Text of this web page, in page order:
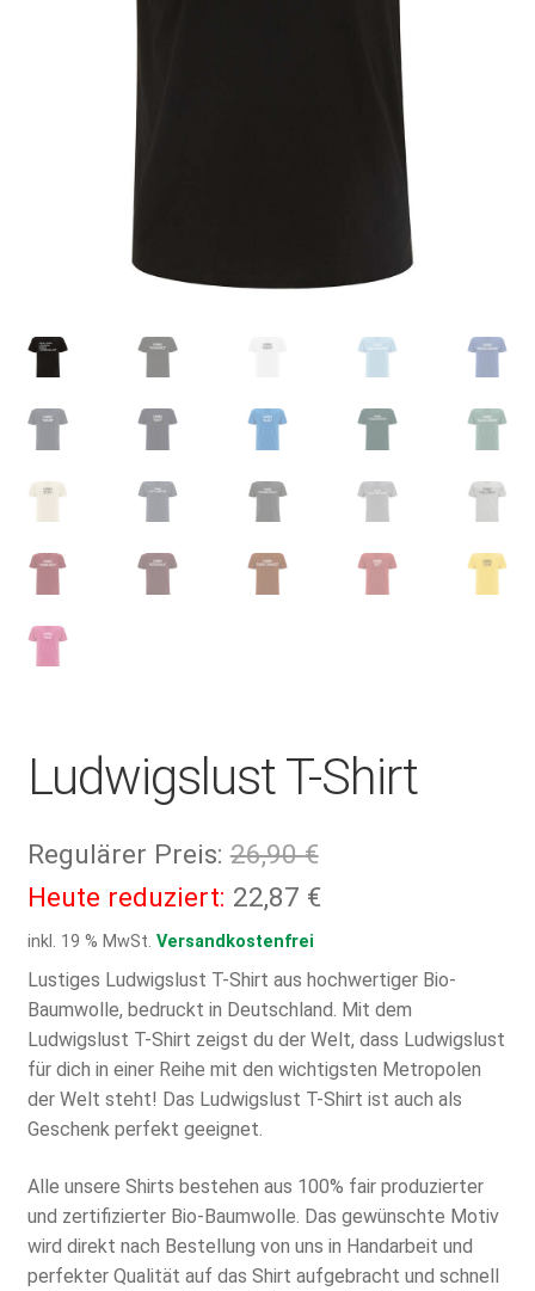
Ludwigslust T-Shirt
Regulärer Preis: 26,90€Ursprünglicher
Preis
26,90 €
Heute reduziert: 22,87 €Aktueller
ist:
22,87 €.
inkl. 19 % MwSt. Versandkostenfrei
Lustiges Ludwigslust T-Shirt aus hochwertiger Bio-
Baumwolle, bedruckt in Deutschland. Mit dem
Ludwigslust T-Shirt zeigst du der Welt, dass Ludwigslust
für dich in einer Reihe mit den wichtigsten Metropolen
der Welt steht! Das Ludwigslust T-Shirt ist auch als
Geschenk perfekt geeignet.
Alle unsere Shirts bestehen aus 100% fair produzierter
und zertifizierter Bio-Baumwolle. Das gewünschte Motiv
wird direkt nach Bestellung von uns in Handarbeit und
perfekter Qualität auf das Shirt aufgebracht und schnell